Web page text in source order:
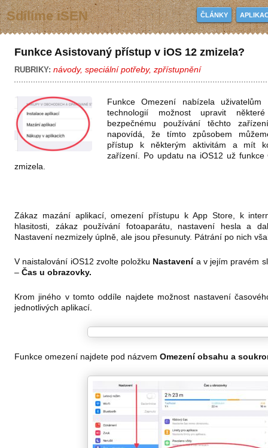
Sdílíme iSEN ČLÁNKY
Funkce Asistovaný přístup v iOS 12 zmizela?
RUBRIKY: návody, speciální potřeby, zpřístupnění
Funkce Omezení nabízela uživatelům
technologií možnost upravit
bezpečnému používání těchto
napovídá, že tímto způsobem
přístup k některým aktivitám a mít
zařízení. Po updatu na iOS12 už funkce
zmizela.
Zákaz mazání aplikací, omezení přístupu k App Store, k
hlasitosti, zákaz používání fotoaparátu, nastavení hesla a
Nastavení nezmizely úplně, ale jsou přesunuty. Pátrání po nich
V naistalování iOS12 zvolte položku Nastavenía v jejím pravém
– Čas u obrazovky.
Krom jiného v tomto oddíle najdete možnost nastavení
jednotlivých aplikací.
Funkce omezení najdete pod názvem Omezení obsahu a